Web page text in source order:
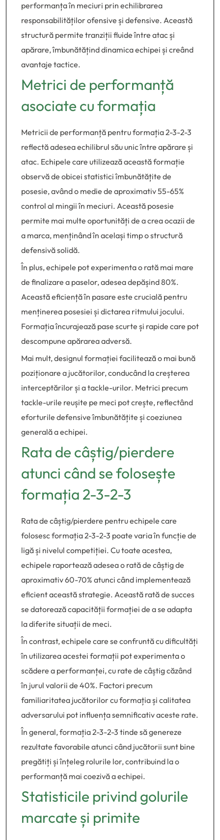
performanța în meciuri prin echilibrarea
responsabilităților ofensive și defensive. Această
structură permite tranziții fluide între atac și
apărare, îmbunătățind dinamica echipei și creând
avantaje tactice.
Metrici de performanță
asociate cu formația
Metricii de performanță pentru formația 2-3-2-3
reflectă adesea echilibrul său unic între apărare și
atac. Echipele care utilizează această formație
observă de obicei statistici îmbunătățite de
posesie, având o medie de aproximativ 55-65%
control al mingii în meciuri. Această posesie
permite mai multe oportunități de a crea ocazii de
a marca, menținând în același timp o structură
defensivă solidă.
În plus, echipele pot experimenta o rată mai mare
de finalizare a paselor, adesea depășind 80%.
Această eficiență în pasare este crucială pentru
menținerea posesiei și dictarea ritmului jocului.
Formația încurajează pase scurte și rapide care pot
descompune apărarea adversă.
Mai mult, designul formației facilitează o mai bună
poziționare a jucătorilor, conducând la creșterea
interceptărilor și a tackle-urilor. Metrici precum
tackle-urile reușite pe meci pot crește, reflectând
eforturile defensive îmbunătățite și coeziunea
generală a echipei.
Rata de câștig/pierdere
atunci când se folosește
formația 2-3-2-3
Rata de câștig/pierdere pentru echipele care
folosesc formația 2-3-2-3 poate varia în funcție de
ligă și nivelul competiției. Cu toate acestea,
echipele raportează adesea o rată de câștig de
aproximativ 60-70% atunci când implementează
eficient această strategie. Această rată de succes
se datorează capacității formației de a se adapta
la diferite situații de meci.
În contrast, echipele care se confruntă cu dificultăți
în utilizarea acestei formații pot experimenta o
scădere a performanței, cu rate de câștig căzând
în jurul valorii de 40%. Factori precum
familiaritatea jucătorilor cu formația și calitatea
adversarului pot influența semnificativ aceste rate.
În general, formația 2-3-2-3 tinde să genereze
rezultate favorabile atunci când jucătorii sunt bine
pregătiți și înțeleg rolurile lor, contribuind la o
performanță mai coezivă a echipei.
Statisticile privind golurile
marcate și primite